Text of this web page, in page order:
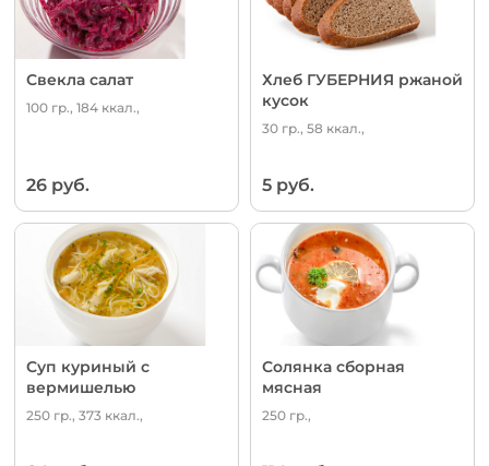
Свекла салат
100 гр., 184 ккал.,
26 руб.
Хлеб ГУБЕРНИЯ ржаной
кусок
30 гр., 58 ккал.,
5 руб.
Суп куриный с
вермишелью
250 гр., 373 ккал.,
Солянка сборная
мясная
250 гр.,